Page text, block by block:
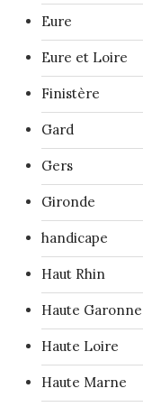
Eure
Eure et Loire
Finistère
Gard
Gers
Gironde
handicape
Haut Rhin
Haute Garonne
Haute Loire
Haute Marne